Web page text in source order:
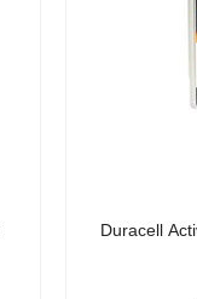
Duracell